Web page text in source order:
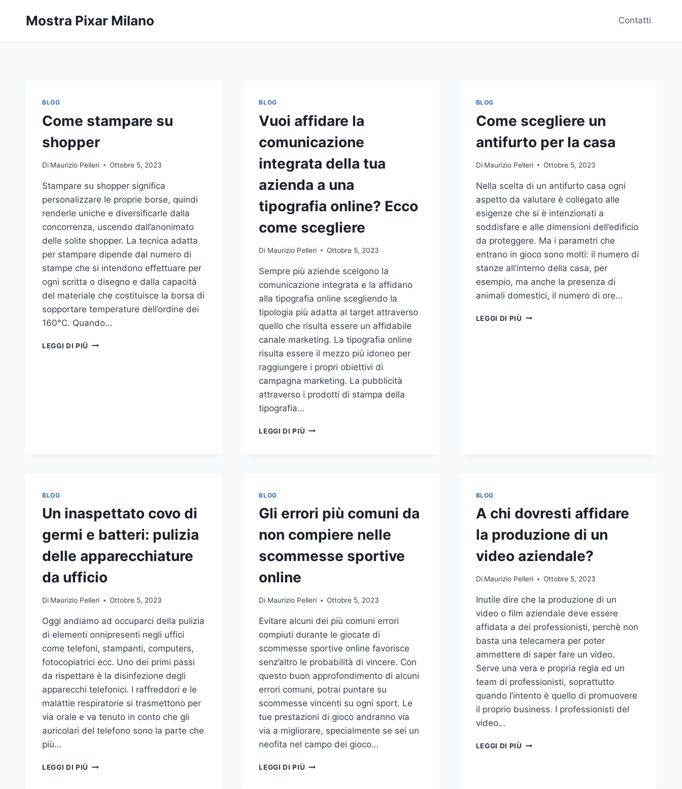
Mostra Pixar Milano Contatti
BLOG
Come stampare su
shopper
Di Maurizio Pelleri Ottobre 5, 2023
Stampare su shopper significa
personalizzare le proprie borse, quindi
renderle uniche e diversificarle dalla
concorrenza, uscendo dall’anonimato
delle solite shopper. La tecnica adatta
per stampare dipende dal numero di
stampe che si intendono effettuare per
ogni scritta o disegno e dalla capacità
del materiale che costituisce la borsa di
sopportare temperature dell’ordine dei
160°C. Quando…
LEGGI DI PIÙ COME
BLOG
Vuoi affidare la
comunicazione
integrata della tua
azienda a una
tipografia online? Ecco
come scegliere
Di Maurizio Pelleri Ottobre 5, 2023
Sempre più aziende scelgono la
comunicazione integrata e la affidano
alla tipografia online scegliendo la
tipologia più adatta al target attraverso
quello che risulta essere un affidabile
canale marketing. La tipografia online
risulta essere il mezzo più idoneo per
raggiungere i propri obiettivi di
campagna marketing. La pubblicità
attraverso i prodotti di stampa della
tipografia…
LEGGI DI PIÙ VUOI
A
TIPOGRAFIA
ONLINE?
ECCO
BLOG
Come scegliere un
antifurto per la casa
Di Maurizio Pelleri Ottobre 5, 2023
Nella scelta di un antifurto casa ogni
aspetto da valutare è collegato alle
esigenze che si è intenzionati a
soddisfare e alle dimensioni dell’edificio
da proteggere. Ma i parametri che
entrano in gioco sono molti: il numero di
stanze all’interno della casa, per
esempio, ma anche la presenza di
animali domestici, il numero di ore…
LEGGI DI PIÙ COME
BLOG
Un inaspettato covo di
germi e batteri: pulizia
delle apparecchiature
da ufficio
Di Maurizio Pelleri Ottobre 5, 2023
Oggi andiamo ad occuparci della pulizia
di elementi onnipresenti negli uffici
come telefoni, stampanti, computers,
fotocopiatrici ecc. Uno dei primi passi
da rispettare è la disinfezione degli
apparecchi telefonici. I raffreddori e le
malattie respiratorie si trasmettono per
via orale e va tenuto in conto che gli
auricolari del telefono sono la parte che
più…
LEGGI DI PIÙ UN
BLOG
Gli errori più comuni da
non compiere nelle
scommesse sportive
online
Di Maurizio Pelleri Ottobre 5, 2023
Evitare alcuni dei più comuni errori
compiuti durante le giocate di
scommesse sportive online favorisce
senz’altro le probabilità di vincere. Con
questo buon approfondimento di alcuni
errori comuni, potrai puntare su
scommesse vincenti su ogni sport. Le
tue prestazioni di gioco andranno via
via a migliorare, specialmente se sei un
neofita nel campo dei gioco…
LEGGI DI PIÙ GLI
BLOG
A chi dovresti affidare
la produzione di un
video aziendale?
Di Maurizio Pelleri Ottobre 5, 2023
Inutile dire che la produzione di un
video o film aziendale deve essere
affidata a dei professionisti, perchè non
basta una telecamera per poter
ammettere di saper fare un video.
Serve una vera e propria regia ed un
team di professionisti, soprattutto
quando l’intento è quello di promuovere
il proprio business. I professionisti del
video…
LEGGI DI PIÙ